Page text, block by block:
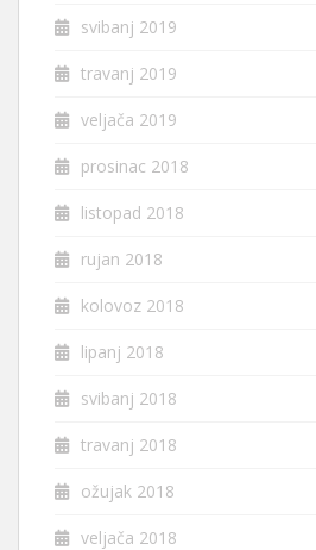
svibanj 2019
travanj 2019
veljača 2019
prosinac 2018
listopad 2018
rujan 2018
kolovoz 2018
lipanj 2018
svibanj 2018
travanj 2018
ožujak 2018
veljača 2018